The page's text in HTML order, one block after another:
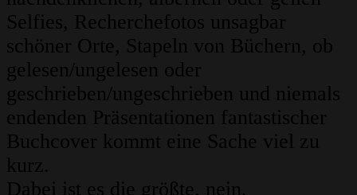
Selfies, Recherchefotos unsagbar
schöner Orte, Stapeln von Büchern, ob
gelesen/ungelesen oder
geschrieben/ungeschrieben und niemals
endenden Präsentationen fantastischer
Buchcover kommt eine Sache viel zu
kurz.
Dabei ist es die größte, nein,